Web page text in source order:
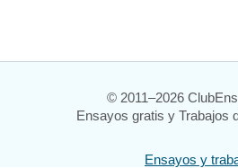
© 2011–2026
Ensayos gratis y Trabajos
Ensayos y